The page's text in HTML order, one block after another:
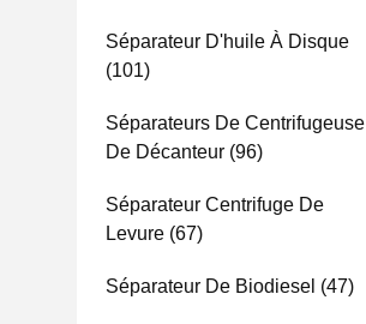
Séparateur D'huile À Disque
(101)
Séparateurs De Centrifugeuse
De Décanteur (96)
Séparateur Centrifuge De
Levure (67)
Séparateur De Biodiesel (47)